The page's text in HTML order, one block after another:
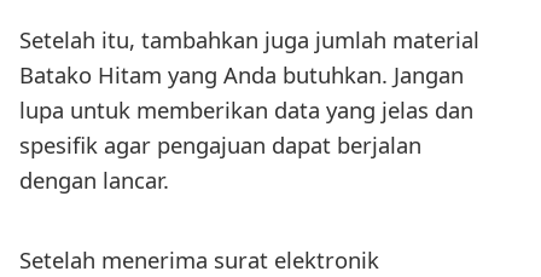
Setelah itu, tambahkan juga jumlah material
Batako Hitam yang Anda butuhkan. Jangan
lupa untuk memberikan data yang jelas dan
spesifik agar pengajuan dapat berjalan
dengan lancar.
Setelah menerima surat elektronik